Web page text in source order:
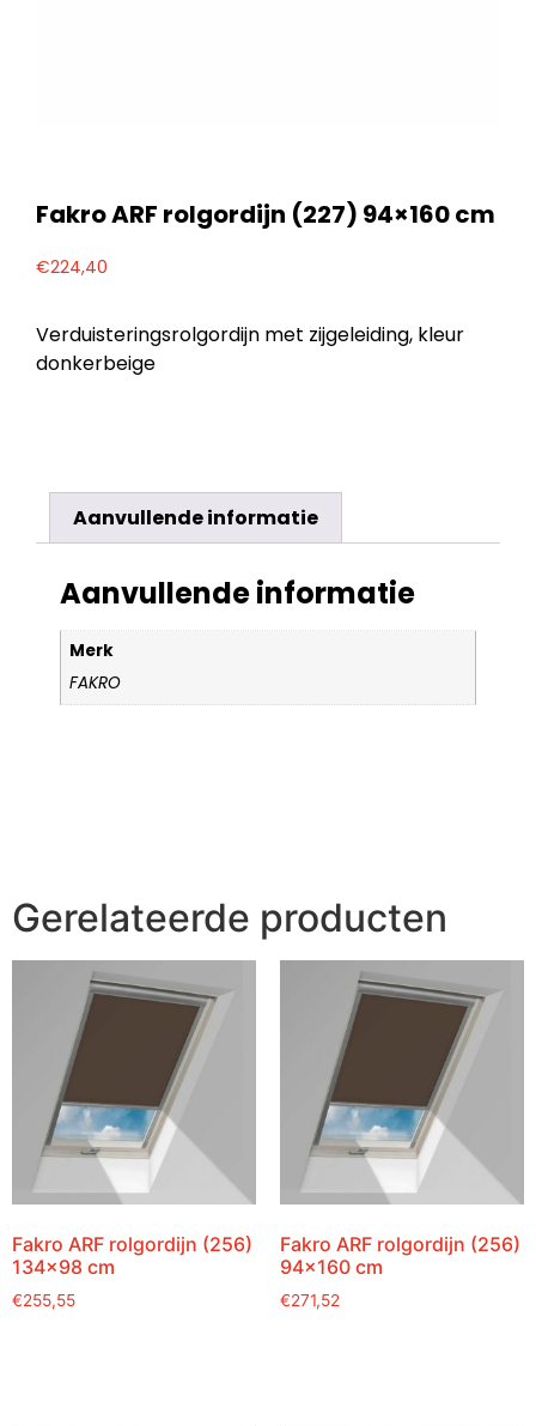
Fakro ARF rolgordijn (227) 94×160 cm
€224,40
Verduisteringsrolgordijn met zijgeleiding, kleur
donkerbeige
Aanvullende informatie
Aanvullende informatie
Merk
FAKRO
Gerelateerde producten
Fakro ARF rolgordijn (256)
134×98 cm
€255,55
Fakro ARF rolgordijn (256)
94×160 cm
€271,52